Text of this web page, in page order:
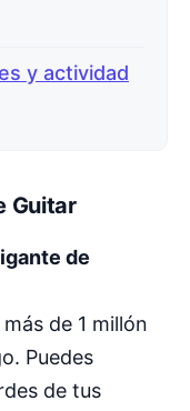
y actividad
Guitar
de
de 1 millón
Puedes
de tus